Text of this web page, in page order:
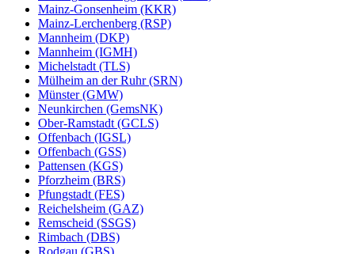
Mainz-Gonsenheim (KKR)
Mainz-Lerchenberg (RSP)
Mannheim (DKP)
Mannheim (IGMH)
Michelstadt (TLS)
Mülheim an der Ruhr (SRN)
Münster (GMW)
Neunkirchen (GemsNK)
Ober-Ramstadt (GCLS)
Offenbach (IGSL)
Offenbach (GSS)
Pattensen (KGS)
Pforzheim (BRS)
Pfungstadt (FES)
Reichelsheim (GAZ)
Remscheid (SSGS)
Rimbach (DBS)
Rodgau (GBS)